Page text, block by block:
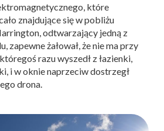
które
znajdujące się w pobliżu
odtwarzający jedną z
zapewne żałował, że nie ma przy
razu wyszedł z łazienki,
i w oknie naprzeciw dostrzegł
drona.